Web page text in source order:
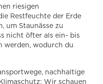
riesigen
Restfeuchte der Erde
um Staunässe zu
nicht öfter als ein- bis
werden, wodurch du
nachhaltige
Wir schauen